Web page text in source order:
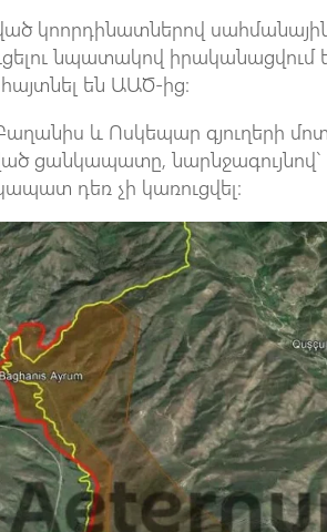
կոորդինատներով
նպատակով իրականացվում
են ԱԱԾ-ից։
և Ոսկեպար գյուղերի
ցանկապատը, նարնջագույնով`
դեռ չի կառուցվել։